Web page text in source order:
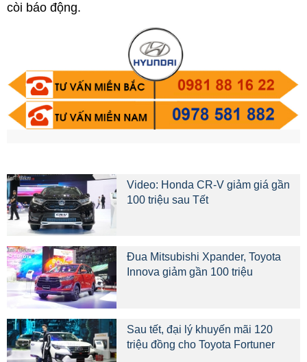
còi báo động.
Video: Honda CR-V giảm giá gần
100 triệu sau Tết
Đua Mitsubishi Xpander, Toyota
Innova giảm gần 100 triệu
Sau tết, đại lý khuyến mãi 120
triệu đồng cho Toyota Fortuner